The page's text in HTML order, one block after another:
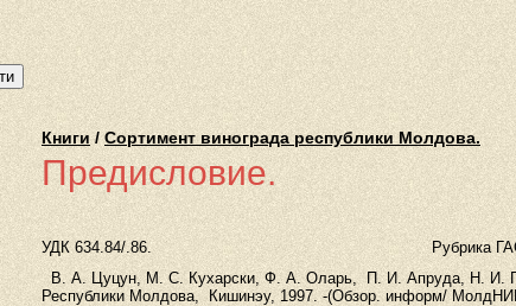
Книги/Сортимент винограда республики Молдова.
Предисловие.
УДК 634.84/.86. Рубрика ГАСНТИ
В. А. Цуцун, М. С. Кухарски, Ф. А. Оларь, П. И. Апруда, Н. И.
Республики Молдова, Кишинэу, 1997. -(Обзор. информ/